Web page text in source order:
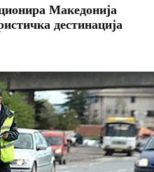
Македонија
дестинација